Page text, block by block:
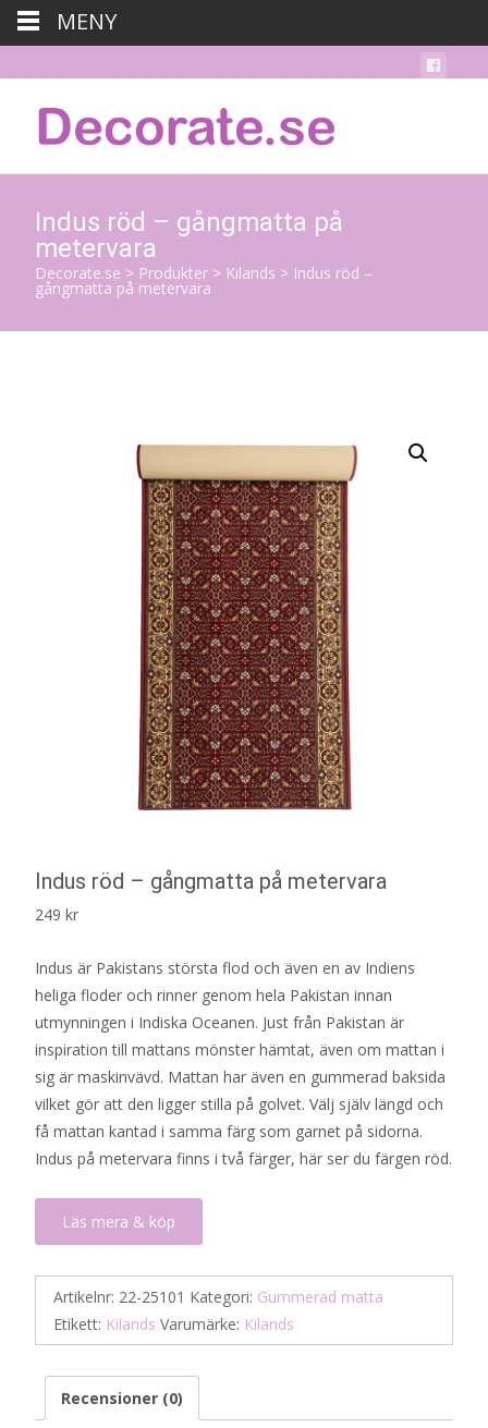
Indus röd – gångmatta på
metervara
Decorate.se > Produkter > Kilands > Indus röd –
gångmatta på metervara
Indus röd – gångmatta på metervara
249 kr
Indus är Pakistans största flod och även en av Indiens
heliga floder och rinner genom hela Pakistan innan
utmynningen i Indiska Oceanen. Just från Pakistan är
inspiration till mattans mönster hämtat, även om mattan i
sig är maskinvävd. Mattan har även en gummerad baksida
vilket gör att den ligger stilla på golvet. Välj själv längd och
få mattan kantad i samma färg som garnet på sidorna.
Indus på metervara finns i två färger, här ser du färgen röd.
Läs mera & köp
Artikelnr: 22-25101 Kategori: Gummerad matta
Etikett: Kilands Varumärke: Kilands
Recensioner (0)
MENY